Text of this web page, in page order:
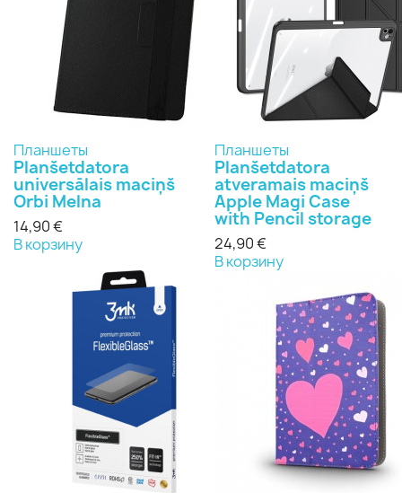
Планшеты
Planšetdatora
universālais maciņš
Orbi Melna
14,90 €
В корзину
Планшеты
Planšetdatora
atveramais maciņš
Apple Magi Case
with Pencil storage
24,90 €
В корзину